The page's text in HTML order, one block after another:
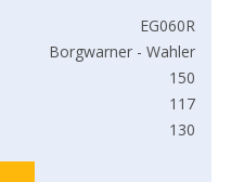
EG060R
Borgwarner - Wahler
150
117
130